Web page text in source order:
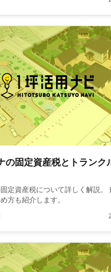
の固定資産税とトランク
定資産税について詳しく解説。
方も紹介します。